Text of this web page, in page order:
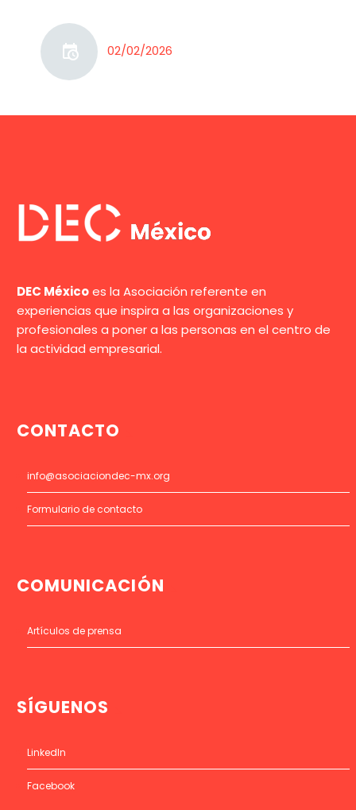
02/02/2026
DEC Méxicoes la Asociación referente en
experiencias que inspira a las organizaciones y
profesionales a poner a las personas en el centro de
la actividad empresarial.
CONTACTO
info@asociaciondec-mx.org
Formulario de contacto
COMUNICACIÓN
Artículos de prensa
SÍGUENOS
LinkedIn
Facebook